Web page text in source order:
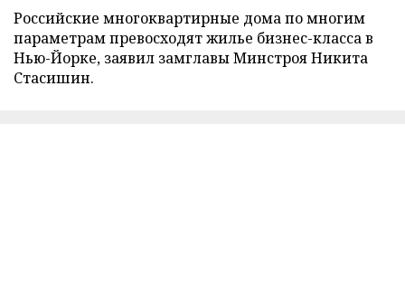
Российские многоквартирные дома по многим
параметрам превосходят жилье бизнес-класса в
Нью-Йорке, заявил замглавы Минстроя Никита
Стасишин.